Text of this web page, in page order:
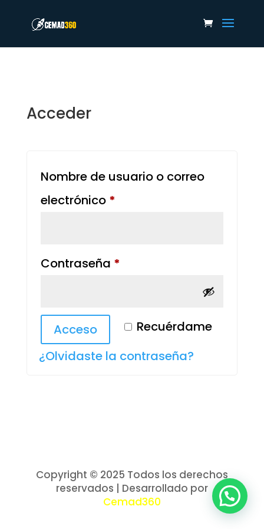
Acceder
Nombre de usuario o correo
electrónico *
Contraseña *
Recuérdame
Acceso
¿Olvidaste la contraseña?
Copyright © 2025 Todos los derechos
reservados | Desarrollado por
Cemad360